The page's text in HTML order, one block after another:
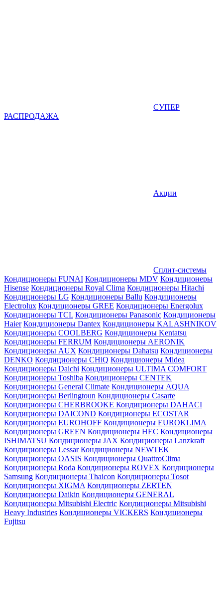
СУПЕР
РАСПРОДАЖА
Акции
Сплит-системы
Кондиционеры FUNAI Кондиционеры MDV Кондиционеры
Hisense Кондиционеры Royal Clima Кондиционеры Hitachi
Кондиционеры LG Кондиционеры Ballu Кондиционеры
Electrolux Кондиционеры GREE Кондиционеры Energolux
Кондиционеры TCL Кондиционеры Panasonic Кондиционеры
Haier Кондиционеры Dantex Кондиционеры KALASHNIKOV
Кондиционеры СOOLBERG Кондиционеры Kentatsu
Кондиционеры FERRUM Кондиционеры AERONIK
Кондиционеры AUX Кондиционеры Dahatsu Кондиционеры
DENKO Кондиционеры CHiQ Кондиционеры Midea
Кондиционеры Daichi Кондиционеры ULTIMA COMFORT
Кондиционеры Toshiba Кондиционеры CENTEK
Кондиционеры General Climate Кондиционеры AQUA
Кондиционеры Berlingtoun Кондиционеры Casarte
Кондиционеры CHERBROOKE Кондиционеры DAHACI
Кондиционеры DAICOND Кондиционеры ECOSTAR
Кондиционеры EUROHOFF Кондиционеры EUROKLIMA
Кондиционеры GREEN Кондиционеры HEC Кондиционеры
ISHIMATSU Кондиционеры JAX Кондиционеры Lanzkraft
Кондиционеры Lessar Кондиционеры NEWTEK
Кондиционеры OASIS Кондиционеры QuattroClima
Кондиционеры Roda Кондиционеры ROVEX Кондиционеры
Samsung Кондиционеры Thaicon Кондиционеры Tosot
Кондиционеры XIGMA Кондиционеры ZERTEN
Кондиционеры Daikin Кондиционеры GENERAL
Кондиционеры Mitsubishi Electric Кондиционеры Mitsubishi
Heavy Industries Кондиционеры VICKERS Кондиционеры
Fujitsu